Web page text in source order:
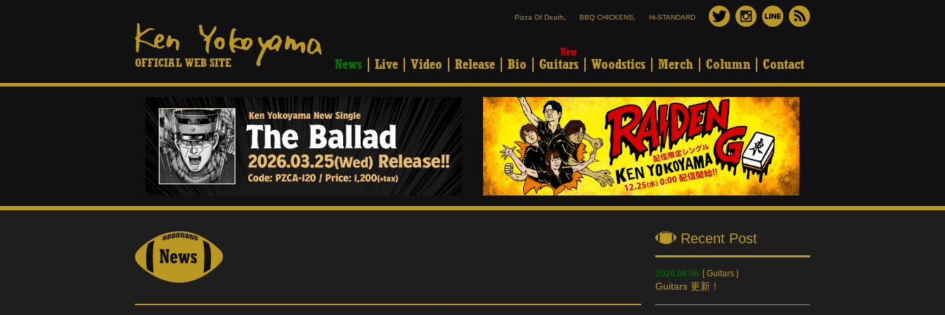
OFFICIAL WEB SITE
Pizza Of Death BBQ CHICKENS Hi-STANDARD
News Live Video Release Bio
New
Guitars Woodstics Merch Column Contact
Recent Post
2026.08.06 [Guitars ]
Guitars 更新！